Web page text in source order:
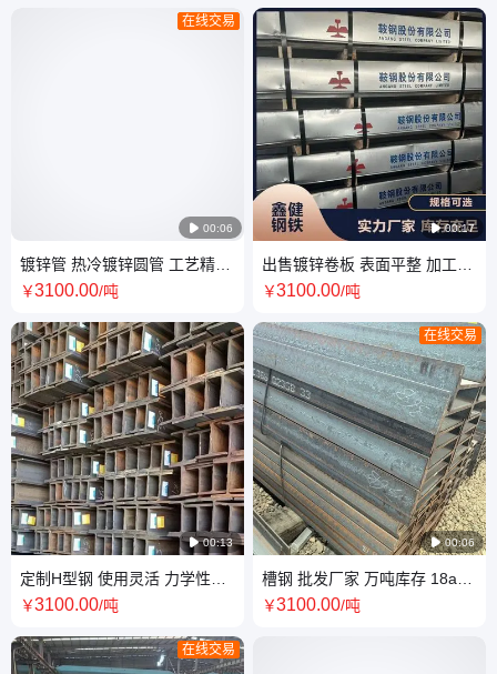
 00:06
在线交易
镀锌管 热冷镀锌圆管 工艺精良
源头工厂直接发货
￥3100.00/吨
 00:13
定制H型钢 使用灵活 力学性能
优良 工业厂房 经久耐用
￥3100.00/吨
在线交易
 00:17
出售镀锌卷板 表面平整 加工横
剪纵剪 抗震耐用 仓库直发
￥3100.00/吨
 00:06
在线交易
槽钢 批发厂家 万吨库存 18a
20a钢梁加工厂可定制现货秒发
￥3100.00/吨